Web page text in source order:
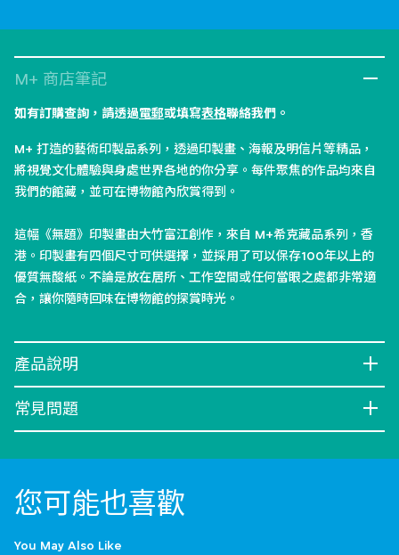
M+ 商店筆記
如有訂購查詢，請透過電郵或填寫表格聯絡我們。
M+ 打造的藝術印製品系列，透過印製畫、海報及明信片等精品，
將視覺文化體驗與身處世界各地的你分享。每件聚焦的作品均來自
我們的館藏，並可在博物館內欣賞得到。
這幅《無題》印製畫由大竹富江創作，來自 M+希克藏品系列，香
港。印製畫有四個尺寸可供選擇，並採用了可以保存100年以上的
優質無酸紙。不論是放在居所、工作空間或任何當眼之處都非常適
合，讓你隨時回味在博物館的探賞時光。
產品說明
常見問題
您可能也喜歡
You May Also Like